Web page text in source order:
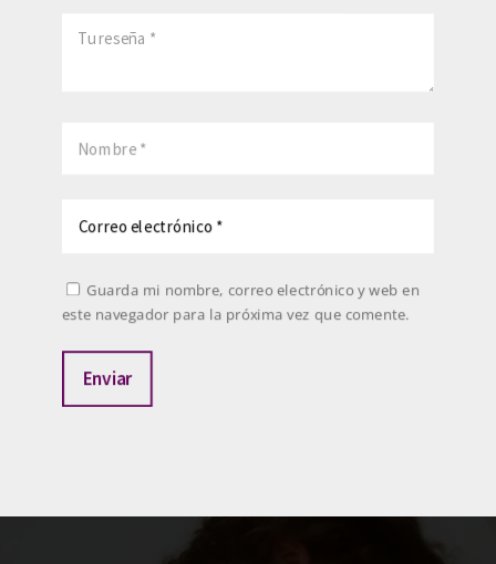
Guarda mi nombre, correo electrónico y web en
este navegador para la próxima vez que comente.
Enviar